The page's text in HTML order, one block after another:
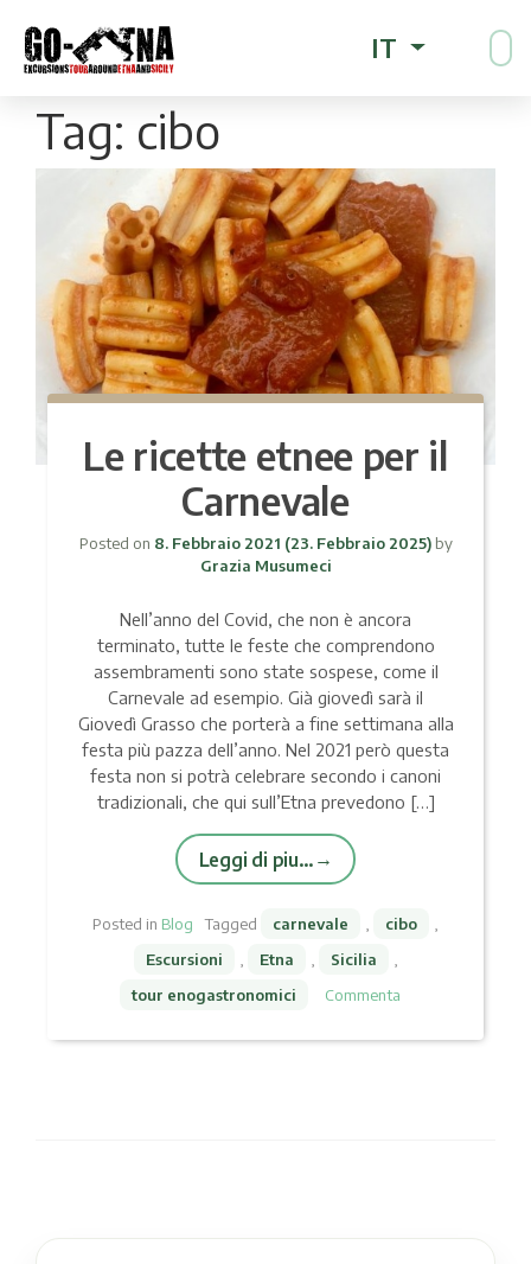
IT
Tag: cibo
Le ricette etnee per il
Carnevale
Posted on 8. Febbraio 2021 (23. Febbraio 2025) by
Grazia Musumeci
Nell’anno del Covid, che non è ancora
terminato, tutte le feste che comprendono
assembramenti sono state sospese, come il
Carnevale ad esempio. Già giovedì sarà il
Giovedì Grasso che porterà a fine settimana alla
festa più pazza dell’anno. Nel 2021 però questa
festa non si potrà celebrare secondo i canoni
tradizionali, che qui sull’Etna prevedono […]
Leggi di piu…
Posted in Blog Tagged carnevale cibo
Escursioni
Etna Sicilia
tour enogastronomici
Commenta